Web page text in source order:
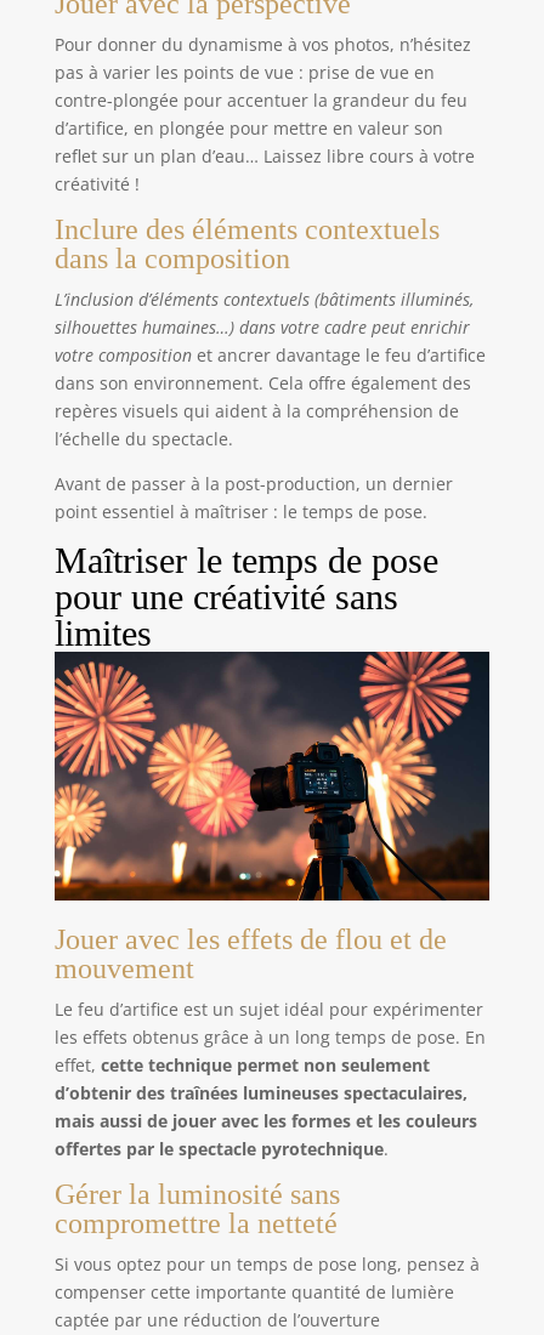
Pour donner du dynamisme à vos photos, n’hésitez
pas à varier les points de vue : prise de vue en
contre-plongée pour accentuer la grandeur du feu
d’artifice, en plongée pour mettre en valeur son
reflet sur un plan d’eau… Laissez libre cours à votre
créativité !
Inclure des éléments contextuels
dans la composition
L’inclusion d’éléments contextuels (bâtiments illuminés,
silhouettes humaines…) dans votre cadre peut enrichir
votre compositionet ancrer davantage le feu d’artifice
dans son environnement. Cela offre également des
repères visuels qui aident à la compréhension de
l’échelle du spectacle.
Avant de passer à la post-production, un dernier
point essentiel à maîtriser : le temps de pose.
Maîtriser le temps de pose
pour une créativité sans
limites
Jouer avec les effets de flou et de
mouvement
Le feu d’artifice est un sujet idéal pour expérimenter
les effets obtenus grâce à un long temps de pose. En
effet, cette technique permet non seulement
d’obtenir des traînées lumineuses spectaculaires,
mais aussi de jouer avec les formes et les couleurs
offertes par le spectacle pyrotechnique.
Gérer la luminosité sans
compromettre la netteté
Si vous optez pour un temps de pose long, pensez à
compenser cette importante quantité de lumière
captée par une réduction de l’ouverture